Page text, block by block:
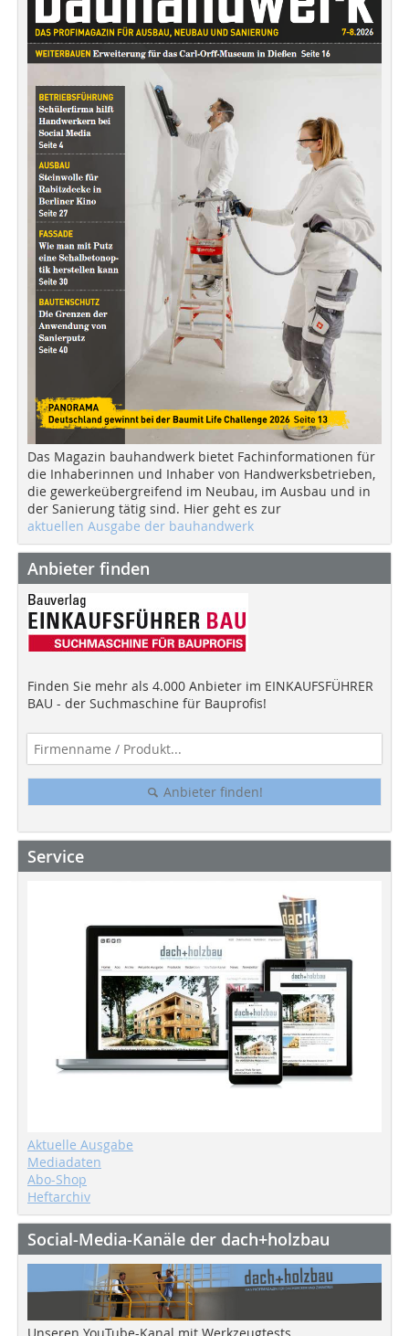
Das Magazin bauhandwerk bietet Fachinformationen für
die Inhaberinnen und Inhaber von Handwerksbetrieben,
die gewerkeübergreifend im Neubau, im Ausbau und in
der Sanierung tätig sind. Hier geht es zur
aktuellen Ausgabe der bauhandwerk
Anbieter finden
Finden Sie mehr als 4.000 Anbieter im EINKAUFSFÜHRER
BAU - der Suchmaschine für Bauprofis!
Anbieter finden!
Service
Aktuelle Ausgabe
Mediadaten
Abo-Shop
Heftarchiv
Social-Media-Kanäle der dach+holzbau